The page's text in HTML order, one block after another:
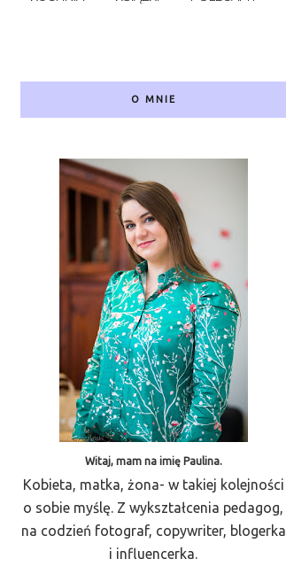
O MNIE
Witaj, mam na imię Paulina.
Kobieta, matka, żona- w takiej kolejności
o sobie myślę. Z wykształcenia pedagog,
na codzień fotograf, copywriter, blogerka
i influencerka.